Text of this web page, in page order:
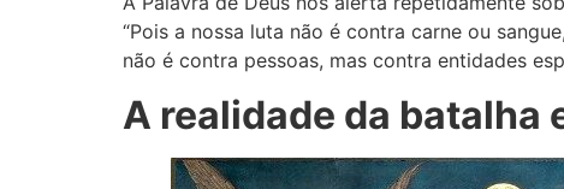
“Pois a nossa luta não é contra carne ou
não é contra pessoas, mas contra entidades
A realidade da